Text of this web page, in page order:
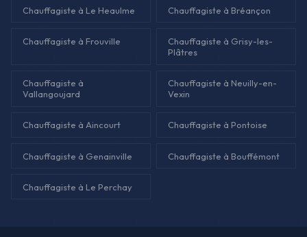
Chauffagiste à Le Heaulme Chauffagiste à Bréançon
Chauffagiste à Frouville
Chauffagiste à Grisy-les-
Plâtres
Chauffagiste à
Vallangoujard
Chauffagiste à Neuilly-en-
Vexin
Chauffagiste à Aincourt Chauffagiste à Pontoise
Chauffagiste à Genainville Chauffagiste à Bouffémont
Chauffagiste à Le Perchay